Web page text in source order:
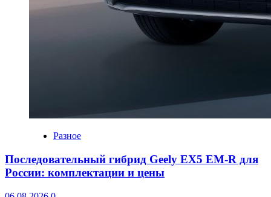
Разное
Последовательный гибрид Geely EX5 EM-R для
России: комплектации и цены